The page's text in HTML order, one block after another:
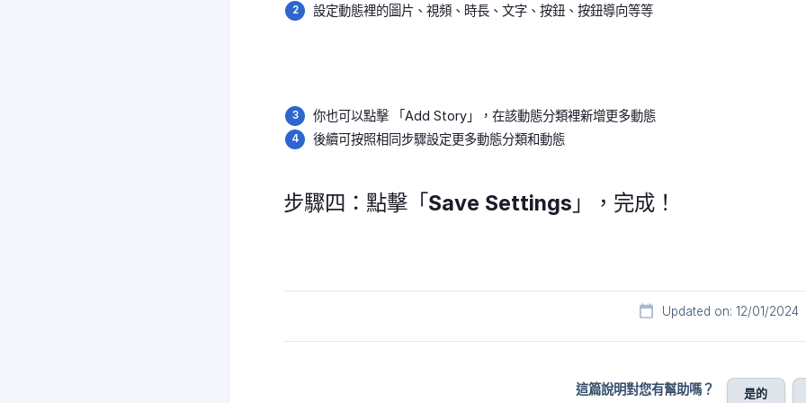
設定動態裡的圖片、視頻、時長、文字、按鈕、按鈕導向等等
你也可以點擊 「Add Story」，在該動態分類裡新增更多動態
後續可按照相同步驟設定更多動態分類和動態
步驟四：點擊「Save Settings」，完成！
Updated on: 12/01/2024
這篇說明對您有幫助嗎？ 是的